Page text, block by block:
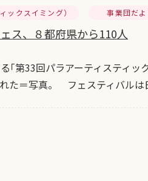
ックスイミング） 事業団だよ
ス、８都府県から110人
｢第33回パラアーティスティッ
た＝写真。 フェスティバル